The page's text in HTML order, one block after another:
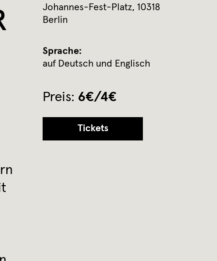
Johannes-Fest-Platz, 10318
Berlin
Sprache:
auf Deutsch und Englisch
Preis: 6€/4€
Tickets